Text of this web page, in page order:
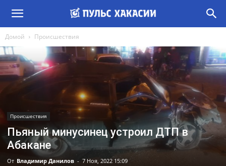
Домой Происшествия
Происшествия
Пьяный минусинец устроил ДТП в
Абакане
От Владимир Данилов - 7 Ноя, 2022 15:09